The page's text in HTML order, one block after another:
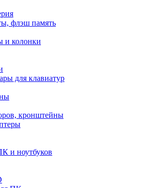
флэш память
и колонки
для клавиатур
кронштейны
и ноутбуков